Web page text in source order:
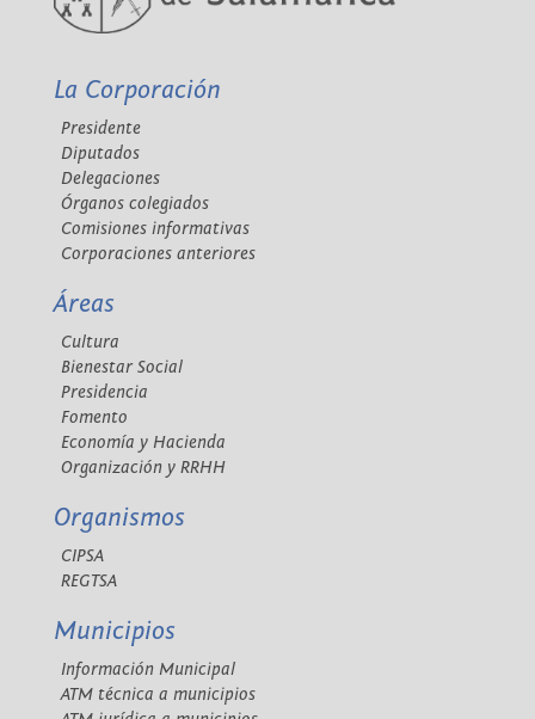
La Corporación
Presidente
Diputados
Delegaciones
Órganos colegiados
Comisiones informativas
Corporaciones anteriores
Áreas
Cultura
Bienestar Social
Presidencia
Fomento
Economía y Hacienda
Organización y RRHH
Organismos
CIPSA
REGTSA
Municipios
Información Municipal
ATM técnica a municipios